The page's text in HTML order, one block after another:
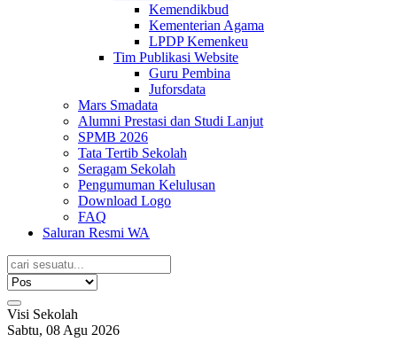
Kemendikbud
Kementerian Agama
LPDP Kemenkeu
Tim Publikasi Website
Guru Pembina
Juforsdata
Mars Smadata
Alumni Prestasi dan Studi Lanjut
SPMB 2026
Tata Tertib Sekolah
Seragam Sekolah
Pengumuman Kelulusan
Download Logo
FAQ
Saluran Resmi WA
Visi Sekolah
Sabtu, 08 Agu 2026